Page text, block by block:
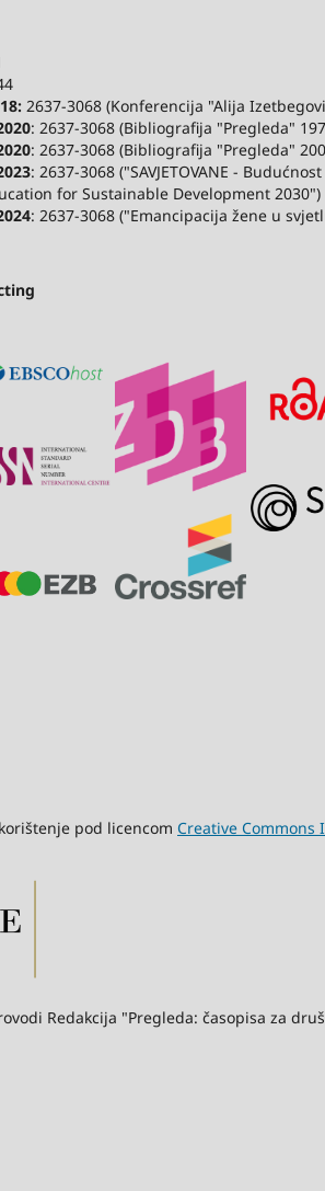
2637-3068 (Konferencija "Alija
: 2637-3068 (Bibliografija "Pregleda"
: 2637-3068 (Bibliografija "Pregleda"
: 2637-3068 ("SAVJETOVANE -
for Sustainable Development 2030")
: 2637-3068 ("Emancipacija žene u
pod licencom Creative
Redakcija "Pregleda: časopisa za